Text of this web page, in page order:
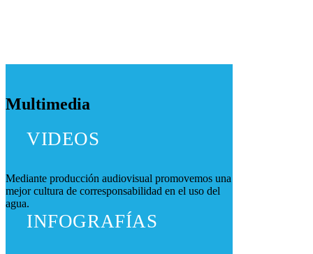
Multimedia
VIDEOS
Mediante producción audiovisual promovemos una
mejor cultura de corresponsabilidad en el uso del
agua.
INFOGRAFÍAS